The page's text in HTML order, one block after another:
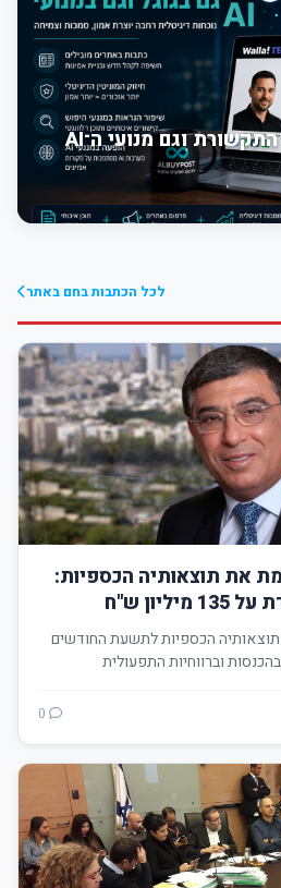
איך בונים מותג שגם התקשורת וגם מנועי ה־AI
לכל הכתבות בחם באתר
את תוצאותיה הכספיות:
ש"ח
הכספיות לתשעת החודשים